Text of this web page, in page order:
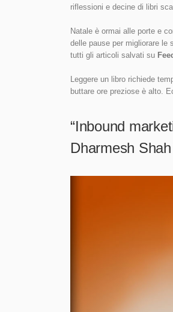
riflessioni e decine di libri
Natale è ormai alle porte e
delle pause per migliorare le
tutti gli articoli salvati su
Leggere un libro richiede
buttare ore preziose è alto.
“Inbound
Dharmesh Shah